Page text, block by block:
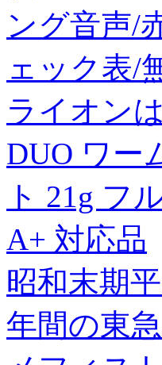
ング音声/
ェック表/
ライオン
DUO ワー
ト 21g フ
A+ 対応品
昭和末期
年間の東